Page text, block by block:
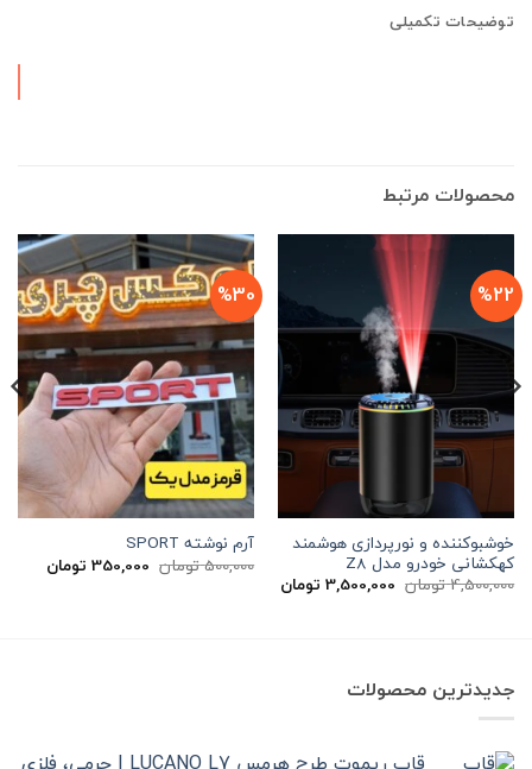
توضیحات تکمیلی
محصولات مرتبط
%22
خوشبوکننده و نورپردازی هوشمند
کهکشانی خودرو مدل Z8
4,500,000تومان قیمت
اصلی
3,500,000 تومانقیمت
فعلی
%30
آرم نوشته SPORT
500,000تومان قیمت
اصلی
350,000 تومانقیمت
فعلی
جدیدترین محصولات